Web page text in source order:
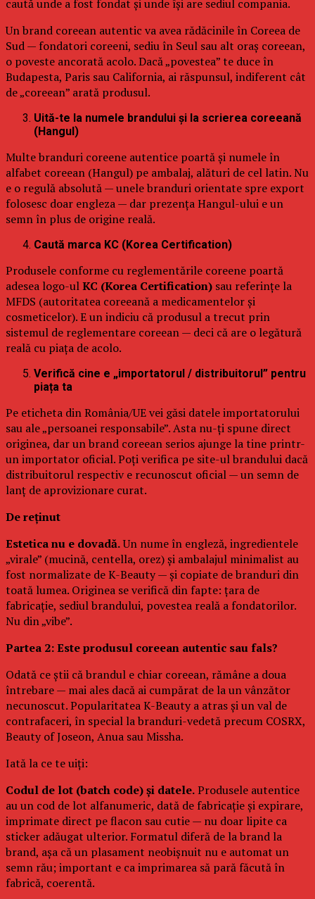
caută unde a fost fondat și unde își are sediul compania.
Un brand coreean autentic va avea rădăcinile în Coreea de
Sud — fondatori coreeni, sediu în Seul sau alt oraș coreean,
o poveste ancorată acolo. Dacă „povestea” te duce în
Budapesta, Paris sau California, ai răspunsul, indiferent cât
de „coreean” arată produsul.
Uită-te la numele brandului și la scrierea coreeană
(Hangul)
Multe branduri coreene autentice poartă și numele în
alfabet coreean (Hangul) pe ambalaj, alături de cel latin. Nu
e o regulă absolută — unele branduri orientate spre export
folosesc doar engleza — dar prezența Hangul-ului e un
semn în plus de origine reală.
Caută marca KC (Korea Certification)
Produsele conforme cu reglementările coreene poartă
adesea logo-ulKC (Korea Certification) sau referințe la
MFDS (autoritatea coreeană a medicamentelor și
cosmeticelor). E un indiciu că produsul a trecut prin
sistemul de reglementare coreean — deci că are o legătură
reală cu piața de acolo.
Verifică cine e „importatorul / distribuitorul” pentru
piața ta
Pe eticheta din România/UE vei găsi datele importatorului
sau ale „persoanei responsabile”. Asta nu-ți spune direct
originea, dar un brand coreean serios ajunge la tine printr-
un importator oficial. Poți verifica pe site-ul brandului dacă
distribuitorul respectiv e recunoscut oficial — un semn de
lanț de aprovizionare curat.
De reținut
Estetica nu e dovadă.Un nume în engleză, ingredientele
„virale” (mucină, centella, orez) și ambalajul minimalist au
fost normalizate de K-Beauty — și copiate de branduri din
toată lumea. Originea se verifică din fapte: țara de
fabricație, sediul brandului, povestea reală a fondatorilor.
Nu din „vibe”.
Partea 2: Este produsul coreean autentic sau fals?
Odată ce știi că brandul e chiar coreean, rămâne a doua
întrebare — mai ales dacă ai cumpărat de la un vânzător
necunoscut. Popularitatea K-Beauty a atras și un val de
contrafaceri, în special la branduri-vedetă precum COSRX,
Beauty of Joseon, Anua sau Missha.
Iată la ce te uiți:
Codul de lot (batch code) și datele.Produsele autentice
au un cod de lot alfanumeric, dată de fabricație și expirare,
imprimate direct pe flacon sau cutie — nu doar lipite ca
sticker adăugat ulterior. Formatul diferă de la brand la
brand, așa că un plasament neobișnuit nu e automat un
semn rău; important e ca imprimarea să pară făcută în
fabrică, coerentă.